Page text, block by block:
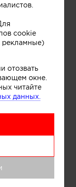
cookie
рекламные)
отозвать
окне.
читайте
данных.